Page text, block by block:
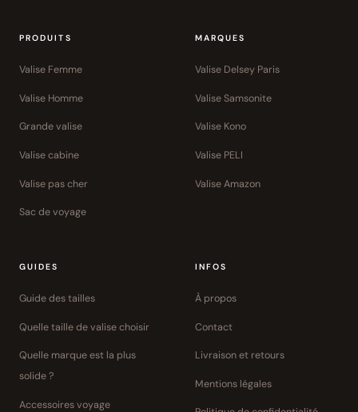
PRODUITS
Valise Femme
Valise Homme
Grande valise
Valise cabine
Valise pas cher
Sac de voyage
MARQUES
Valise Delsey Paris
Valise Samsonite
Valise Kono
Valise PELI
Valise Amazon
GUIDES
Guide des tailles
Quelle taille de valise choisir
Quelle marque est la plus
solide ?
Accessoires voyage
INFOS
À propos
Contact
Livraison et retours
Mentions légales